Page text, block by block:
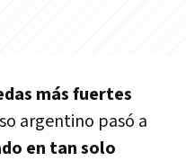
más fuertes
argentino pasó a
en tan solo